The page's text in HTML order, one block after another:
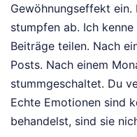
Gewöhnungseffekt ein.
stumpfen ab. Ich
Beiträge teilen. Nach
Posts. Nach einem
stummgeschaltet. Du
Echte Emotionen sind
behandelst, sind sie